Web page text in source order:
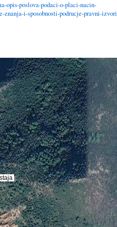
opis-poslova-podaci-o-placi-nacin-
znanja-i-sposobnosti-podrucje-pravni-izvori